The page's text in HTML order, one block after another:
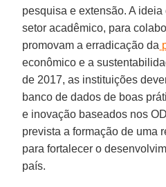
pesquisa e extensão. A
setor acadêmico, para
promovam a erradicação da
econômico e a
de 2017, as instituições
banco de dados de boas
e inovação baseados nos
prevista a formação de uma
para fortalecer o
país.